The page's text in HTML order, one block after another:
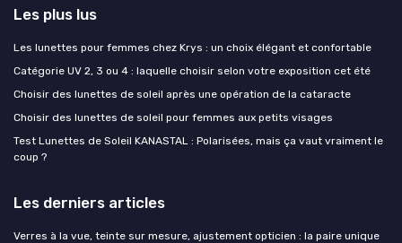
Les plus lus
Les lunettes pour femmes chez Krys : un choix élégant et confortable
Catégorie UV 2, 3 ou 4 : laquelle choisir selon votre exposition cet été
Choisir des lunettes de soleil après une opération de la cataracte
Choisir des lunettes de soleil pour femmes aux petits visages
Test Lunettes de Soleil KANASTAL : Polarisées, mais ça vaut vraiment le
coup ?
Les derniers articles
Verres à la vue, teinte sur mesure, ajustement opticien : la paire unique